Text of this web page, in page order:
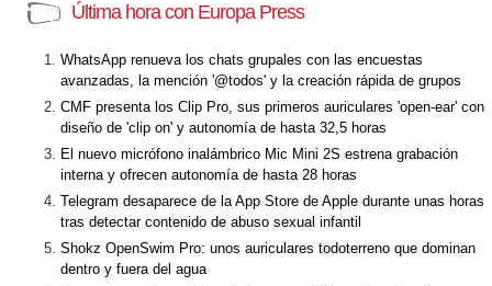
Última hora con Europa Press
WhatsApp renueva los chats grupales con las encuestas
avanzadas, la mención '@todos' y la creación rápida de grupos
CMF presenta los Clip Pro, sus primeros auriculares 'open-ear' con
diseño de 'clip on' y autonomía de hasta 32,5 horas
El nuevo micrófono inalámbrico Mic Mini 2S estrena grabación
interna y ofrecen autonomía de hasta 28 horas
Telegram desaparece de la App Store de Apple durante unas horas
tras detectar contenido de abuso sexual infantil
Shokz OpenSwim Pro: unos auriculares todoterreno que dominan
dentro y fuera del agua